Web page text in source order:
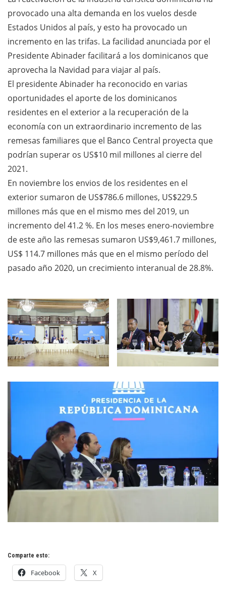
provocado una alta demanda en los vuelos desde
Estados Unidos al país, y esto ha provocado un
incremento en las trifas. La facilidad anunciada por el
Presidente Abinader facilitará a los dominicanos que
aprovecha la Navidad para viajar al país.
El presidente Abinader ha reconocido en varias
oportunidades el aporte de los dominicanos
residentes en el exterior a la recuperación de la
economía con un extraordinario incremento de las
remesas familiares que el Banco Central proyecta que
podrían superar os US$10 mil millones al cierre del
2021.
En noviembre los envios de los residentes en el
exterior sumaron de US$786.6 millones, US$229.5
millones más que en el mismo mes del 2019, un
incremento del 41.2 %. En los meses enero-noviembre
de este año las remesas sumaron US$9,461.7 millones,
US$ 114.7 millones más que en el mismo período del
pasado año 2020, un crecimiento interanual de 28.8%.
Comparte esto:
Facebook X